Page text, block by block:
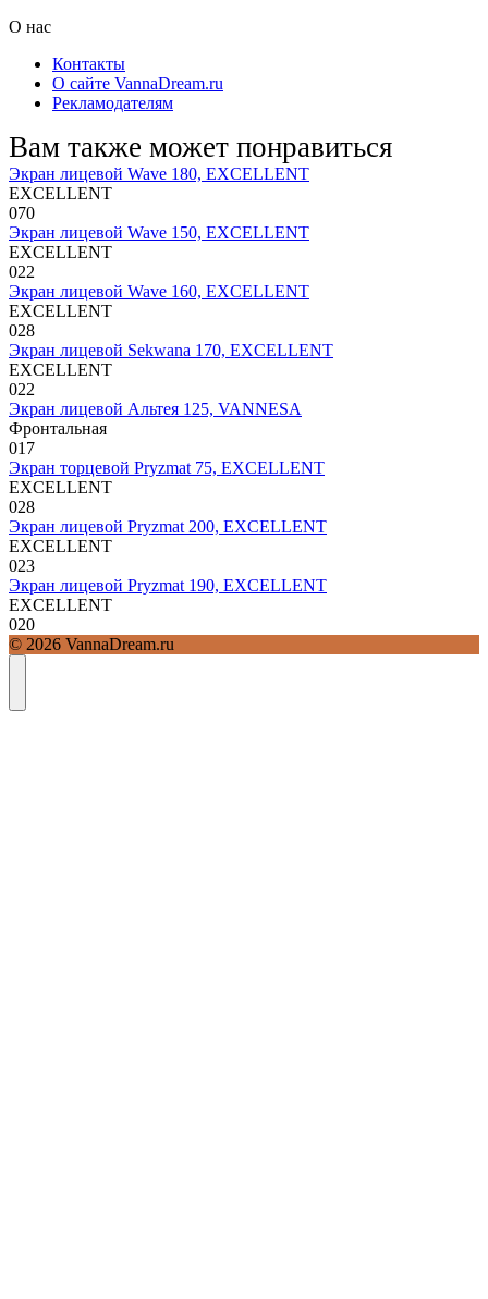
О нас
Контакты
О сайте VannaDream.ru
Рекламодателям
Вам также может понравиться
Экран лицевой Wave 180, EXCELLENT
EXCELLENT
070
Экран лицевой Wave 150, EXCELLENT
EXCELLENT
022
Экран лицевой Wave 160, EXCELLENT
EXCELLENT
028
Экран лицевой Sekwana 170, EXCELLENT
EXCELLENT
022
Экран лицевой Альтея 125, VANNESA
Фронтальная
017
Экран торцевой Pryzmat 75, EXCELLENT
EXCELLENT
028
Экран лицевой Pryzmat 200, EXCELLENT
EXCELLENT
023
Экран лицевой Pryzmat 190, EXCELLENT
EXCELLENT
020
© 2026 VannaDream.ru